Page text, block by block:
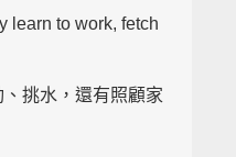
learn to work, fetch
挑水，還有照顧家